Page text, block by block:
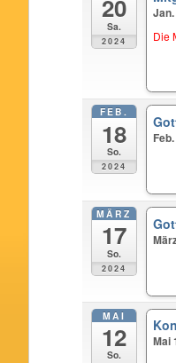
20
Sa.
2024 Die
FEB.
18
So.
2024
MÄRZ
17
So.
2024
MAI
12
So.
Mai